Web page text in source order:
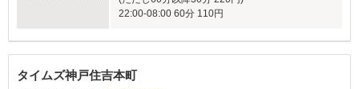
22:00-08:00 60分 110円
タイムズ神戸住吉本町